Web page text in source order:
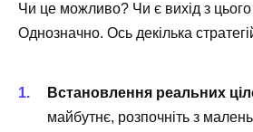
Чи це можливо? Чи є вихід з цього
Однозначно. Ось декілька
Встановлення реальних
майбутнє, розпочніть з